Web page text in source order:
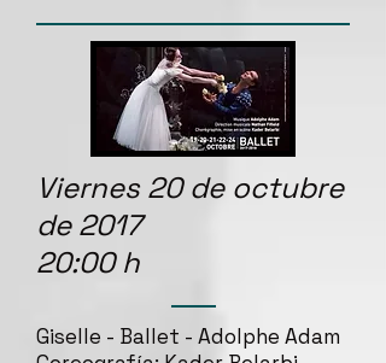
Viernes 20 de octubre
de 2017
20:00 h
Giselle - Ballet - Adolphe Adam